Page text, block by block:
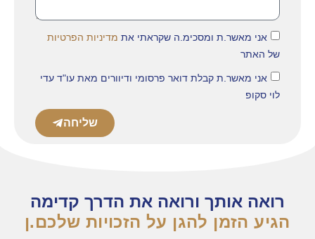
אני מאשר.ת ומסכימ.ה שקראתי את מדיניות הפרטיות
של האתר
אני מאשר.ת קבלת דואר פרסומי ודיוורים מאת עו"ד עדי
לוי סקופ
שליחה
רואה אותך ורואה את הדרך קדימה
הגיע הזמן להגן על הזכויות שלכם.ן